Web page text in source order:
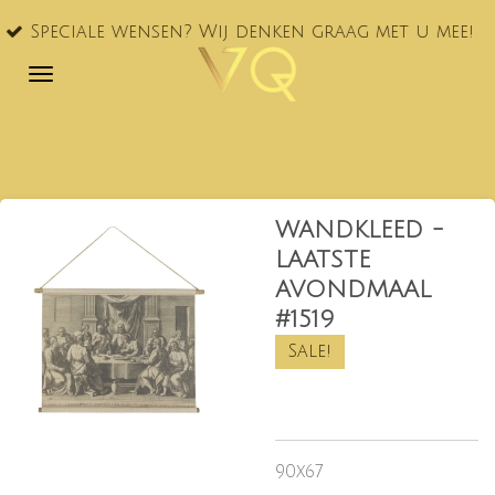
Ga
naar
wensen? Wij denken graag met u mee!
WANDKLEED -
LAATSTE
AVONDMAAL
#1519
Sale!
90x67